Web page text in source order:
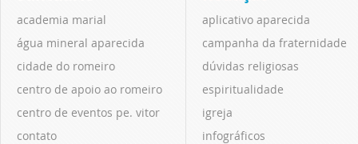
academia marial
água mineral aparecida
cidade do romeiro
centro de apoio ao romeiro
centro de eventos pe. vitor
contato
aplicativo aparecida
campanha da fraternidade
dúvidas religiosas
espiritualidade
igreja
infográficos